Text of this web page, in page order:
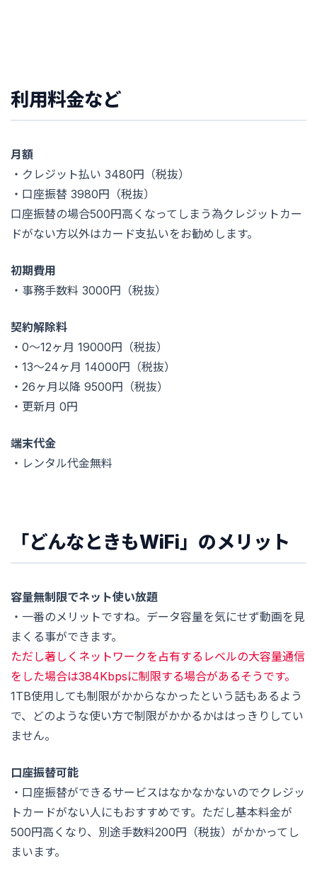
利用料金など
月額
・クレジット払い 3480円（税抜）
・口座振替 3980円（税抜）
口座振替の場合500円高くなってしまう為クレジットカー
ドがない方以外はカード支払いをお勧めします。
初期費用
・事務手数料 3000円（税抜）
契約解除料
・0〜12ヶ月 19000円（税抜）
・13〜24ヶ月 14000円（税抜）
・26ヶ月以降 9500円（税抜）
・更新月 0円
端末代金
・レンタル代金無料
「どんなときもWiFi」のメリット
容量無制限でネット使い放題
・一番のメリットですね。データ容量を気にせず動画を見
まくる事ができます。
ただし著しくネットワークを占有するレベルの大容量通信
をした場合は384Kbpsに制限する場合があるそうです。
1TB使用しても制限がかからなかったという話もあるよう
で、どのような使い方で制限がかかるかははっきりしてい
ません。
口座振替可能
・口座振替ができるサービスはなかなかないのでクレジッ
トカードがない人にもおすすめです。ただし基本料金が
500円高くなり、別途手数料200円（税抜）がかかってし
まいます。